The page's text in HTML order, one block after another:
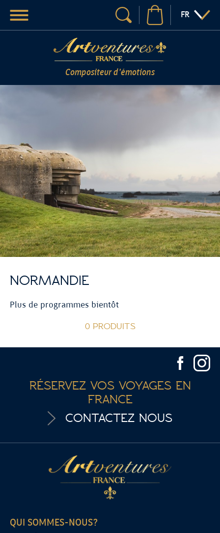
Compositeur d'émotions
Votre recherche
:LANGUE
FR
Menu
NORMANDIE
Plus de programmes bientôt
0 PRODUITS
RÉSERVEZ VOS VOYAGES EN
FRANCE
CONTACTEZ NOUS
QUI SOMMES-NOUS?